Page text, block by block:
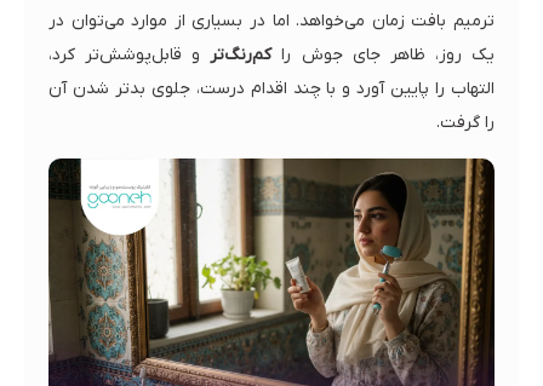
ترمیم بافت زمان می‌خواهد. اما در بسیاری از موارد می‌توان در
یک روز، ظاهر جای جوش راکم‌رنگ‌تر
و قابل‌پوشش‌تر کرد،
التهاب را پایین آورد و با چند اقدام درست، جلوی بدتر شدن آن
را گرفت.